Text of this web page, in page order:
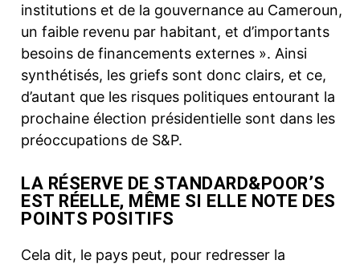
institutions et de la gouvernance au Cameroun,
un faible revenu par habitant, et d’importants
besoins de financements externes ». Ainsi
synthétisés, les griefs sont donc clairs, et ce,
d’autant que les risques politiques entourant la
prochaine élection présidentielle sont dans les
préoccupations de S&P.
LA RÉSERVE DE STANDARD&POOR’S
EST RÉELLE, MÊME SI ELLE NOTE DES
POINTS POSITIFS
Cela dit, le pays peut, pour redresser la